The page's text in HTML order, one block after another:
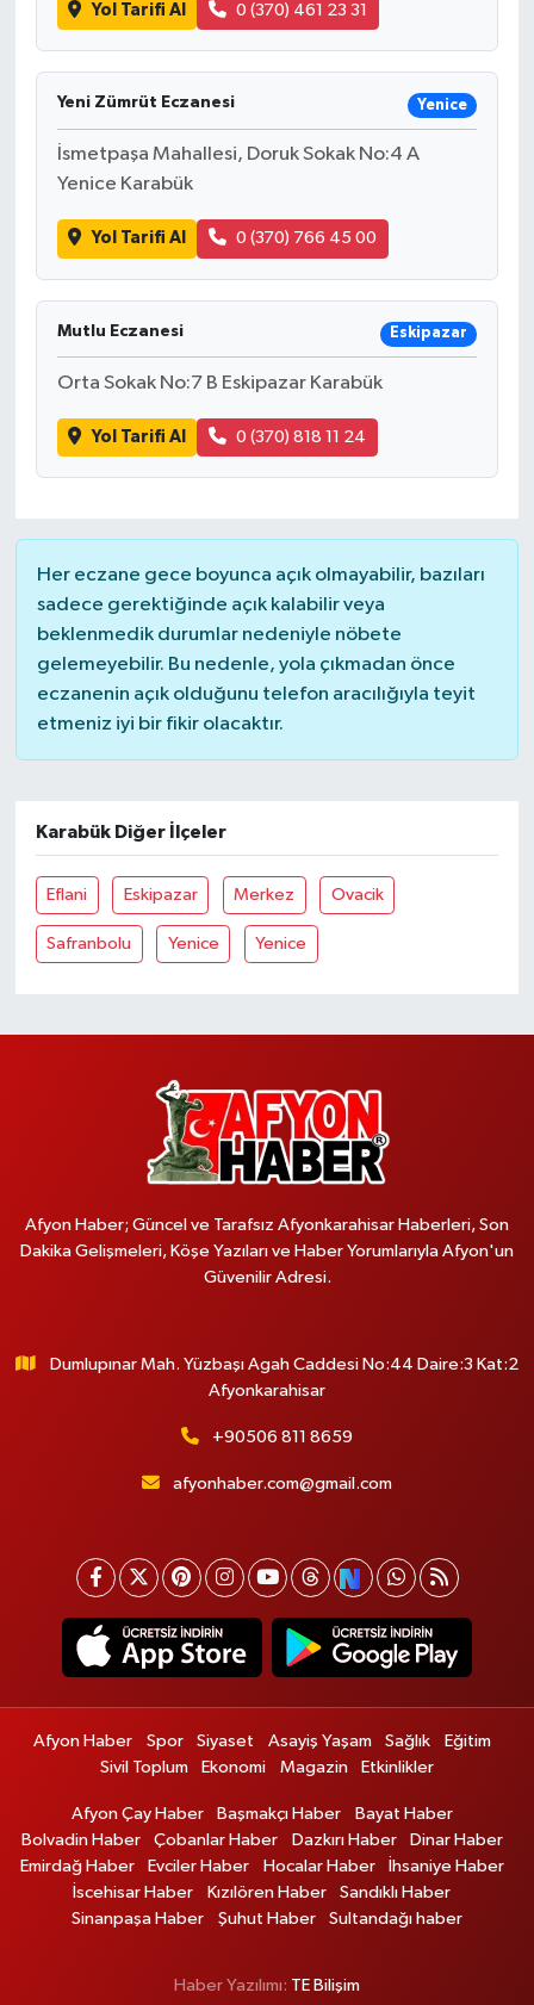
Yol Tarifi Al 0 (370) 461 23 31
Yeni Zümrüt Eczanesi Yenice
İsmetpaşa Mahallesi, Doruk Sokak No:4 A
Yenice Karabük
Yol Tarifi Al 0 (370) 766 45 00
Mutlu Eczanesi Eskipazar
Orta Sokak No:7 B Eskipazar Karabük
Yol Tarifi Al 0 (370) 818 11 24
Her eczane gece boyunca açık olmayabilir, bazıları
sadece gerektiğinde açık kalabilir veya
beklenmedik durumlar nedeniyle nöbete
gelemeyebilir. Bu nedenle, yola çıkmadan önce
eczanenin açık olduğunu telefon aracılığıyla teyit
etmeniz iyi bir fikir olacaktır.
Karabük Diğer İlçeler
Eflani Eskipazar Merkez Ovacik
Safranbolu Yenice Yenice
Afyon Haber; Güncel ve Tarafsız Afyonkarahisar Haberleri, Son
Dakika Gelişmeleri, Köşe Yazıları ve Haber Yorumlarıyla Afyon'un
Güvenilir Adresi.
Dumlupınar Mah. Yüzbaşı Agah Caddesi No:44 Daire:3 Kat:2
Afyonkarahisar
+90506 811 8659
afyonhaber.com@gmail.com
Afyon Haber Spor Siyaset Asayiş Yaşam Sağlık
Eğitim
Sivil Toplum
Ekonomi Magazin Etkinlikler
Afyon Çay Haber Başmakçı Haber
Bayat Haber
Bolvadin Haber
Çobanlar Haber Dazkırı Haber
Dinar Haber
Emirdağ Haber
Evciler Haber Hocalar Haber
İhsaniye Haber
İscehisar Haber
Kızılören Haber
Sandıklı Haber
Sinanpaşa Haber
Şuhut Haber Sultandağı haber
Haber Yazılımı: TE Bilişim